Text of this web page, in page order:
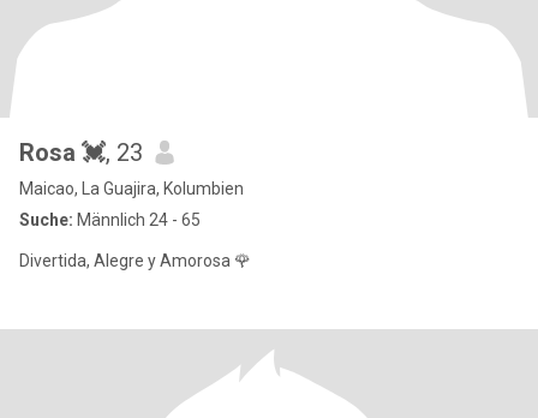
Rosa 💓, 23
Maicao, La Guajira, Kolumbien
Suche: Männlich 24 - 65
Divertida, Alegre y Amorosa 🌹